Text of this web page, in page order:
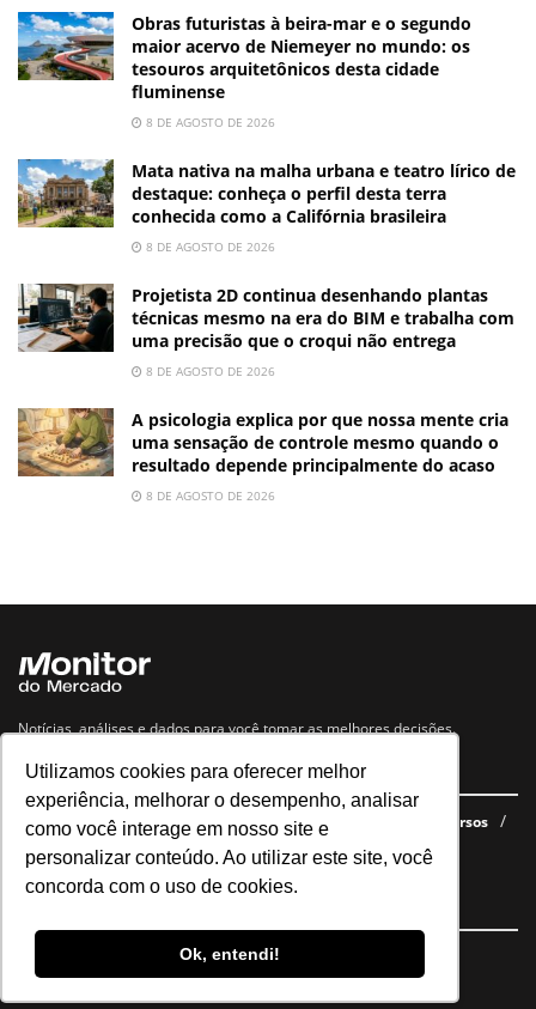
Utilizamos cookies para oferecer melhor
experiência, melhorar o desempenho, analisar
como você interage em nosso site e
personalizar conteúdo. Ao utilizar este site, você
concorda com o uso de cookies.
Ok, entendi!
Obras futuristas à beira-mar e o segundo
maior acervo de Niemeyer no mundo: os
tesouros arquitetônicos desta cidade
fluminense
8 DE AGOSTO DE 2026
Mata nativa na malha urbana e teatro lírico de
destaque: conheça o perfil desta terra
conhecida como a Califórnia brasileira
8 DE AGOSTO DE 2026
Projetista 2D continua desenhando plantas
técnicas mesmo na era do BIM e trabalha com
uma precisão que o croqui não entrega
8 DE AGOSTO DE 2026
A psicologia explica por que nossa mente cria
uma sensação de controle mesmo quando o
resultado depende principalmente do acaso
8 DE AGOSTO DE 2026
Notícias, análises e dados para você tomar as melhores decisões.
Navegue no site
Últimas notícias Quem somos E-books gratuitos
Cursos
Política de privacidade